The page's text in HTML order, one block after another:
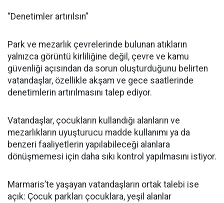
“Denetimler artırılsın”
Park ve mezarlık çevrelerinde bulunan atıkların
yalnızca görüntü kirliliğine değil, çevre ve kamu
güvenliği açısından da sorun oluşturduğunu belirten
vatandaşlar, özellikle akşam ve gece saatlerinde
denetimlerin artırılmasını talep ediyor.
Vatandaşlar, çocukların kullandığı alanların ve
mezarlıkların uyuşturucu madde kullanımı ya da
benzeri faaliyetlerin yapılabileceği alanlara
dönüşmemesi için daha sıkı kontrol yapılmasını istiyor.
Marmaris’te yaşayan vatandaşların ortak talebi ise
açık: Çocuk parkları çocuklara, yeşil alanlar